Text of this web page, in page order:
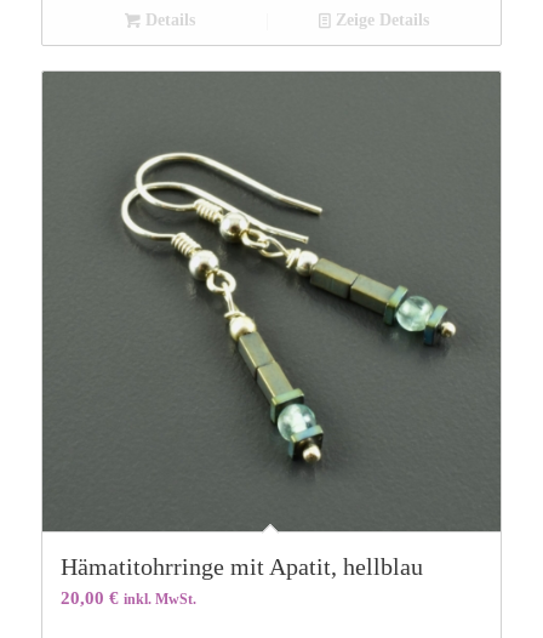
Details Zeige Details
Hämatitohrringe mit Apatit, hellblau
20,00 € inkl. MwSt.